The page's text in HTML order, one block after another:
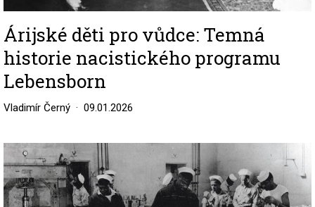
Árijské děti pro vůdce: Temná
historie nacistického programu
Lebensborn
Vladimír Černý 09.01.2026
Image